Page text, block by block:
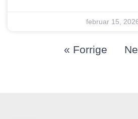
februar 15,
« Forrige